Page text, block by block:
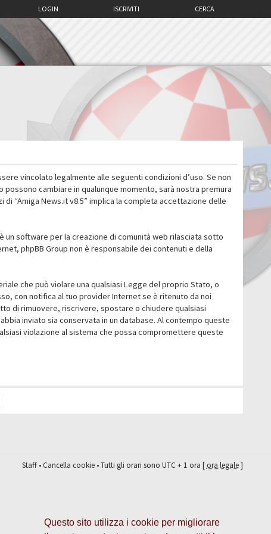
Questo sito utilizza i cookie per migliorare
CERCA
ISCRIVITI
LOGIN
vincolato legalmente alle seguenti condizioni d’uso. Se non
cambiare in qualunque momento, sarà nostra premura
“Amiga News.it v8.5” implica la completa accettazione delle
è un software per la creazione di comunità web rilasciata sotto
phpBB Group non è responsabile dei contenuti e della
che può violare una qualsiasi Legge del proprio Stato, o
con notifica al tuo provider Internet se è ritenuto da noi
di rimuovere, riscrivere, spostare o chiudere qualsiasi
inviato sia conservata in un database. Al contempo queste
violazione al sistema che possa compromettere queste
Staff•Cancella cookie• Tutti gli orari sono UTC + 1 ora [ora legale]